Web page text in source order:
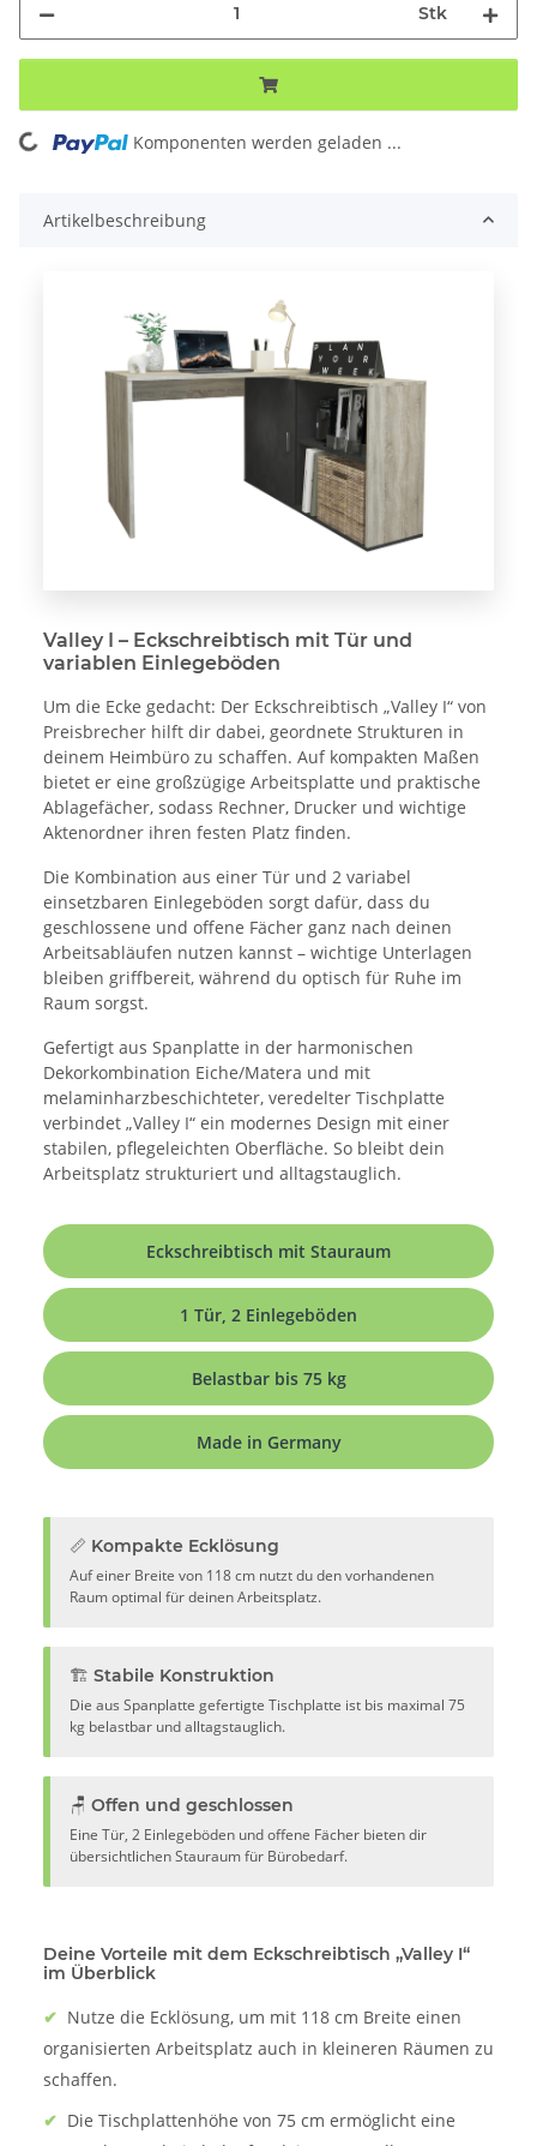
Stk
Loading... Komponenten werden geladen ...
Artikelbeschreibung
Valley I – Eckschreibtisch mit Tür und
variablen Einlegeböden
Um die Ecke gedacht: Der Eckschreibtisch „Valley I“ von
Preisbrecher hilft dir dabei, geordnete Strukturen in
deinem Heimbüro zu schaffen. Auf kompakten Maßen
bietet er eine großzügige Arbeitsplatte und praktische
Ablagefächer, sodass Rechner, Drucker und wichtige
Aktenordner ihren festen Platz finden.
Die Kombination aus einer Tür und 2 variabel
einsetzbaren Einlegeböden sorgt dafür, dass du
geschlossene und offene Fächer ganz nach deinen
Arbeitsabläufen nutzen kannst – wichtige Unterlagen
bleiben griffbereit, während du optisch für Ruhe im
Raum sorgst.
Gefertigt aus Spanplatte in der harmonischen
Dekorkombination Eiche/Matera und mit
melaminharzbeschichteter, veredelter Tischplatte
verbindet „Valley I“ ein modernes Design mit einer
stabilen, pflegeleichten Oberfläche. So bleibt dein
Arbeitsplatz strukturiert und alltagstauglich.
Eckschreibtisch mit Stauraum
1 Tür, 2 Einlegeböden
Belastbar bis 75 kg
Made in Germany
📏 Kompakte Ecklösung
Auf einer Breite von 118 cm nutzt du den vorhandenen
Raum optimal für deinen Arbeitsplatz.
🏗️ Stabile Konstruktion
Die aus Spanplatte gefertigte Tischplatte ist bis maximal 75
kg belastbar und alltagstauglich.
🪑 Offen und geschlossen
Eine Tür, 2 Einlegeböden und offene Fächer bieten dir
übersichtlichen Stauraum für Bürobedarf.
Deine Vorteile mit dem Eckschreibtisch „Valley I“
im Überblick
✔ Nutze die Ecklösung, um mit 118 cm Breite einen
organisierten Arbeitsplatz auch in kleineren Räumen zu
schaffen.
✔ Die Tischplattenhöhe von 75 cm ermöglicht eine